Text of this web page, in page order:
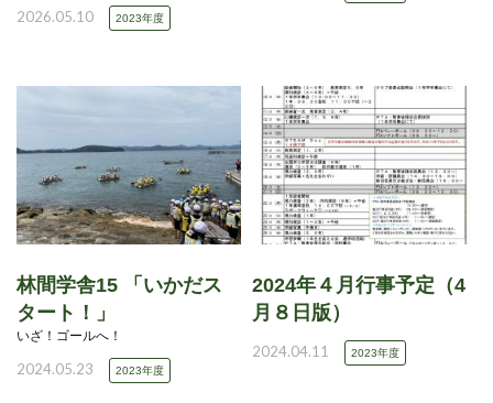
2026.05.10 2023年度
林間学舎15 「いかだス
タート！」
いざ！ゴールへ！
2024.05.23 2023年度
2024年４月行事予定（4
月８日版）
2024.04.11 2023年度